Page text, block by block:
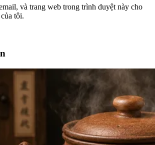
và trang web trong trình duyệt này cho
tôi.